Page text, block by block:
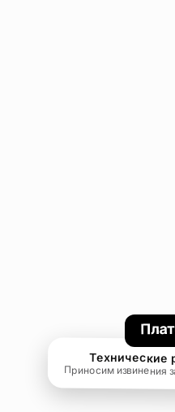
Технические
Приносим извинения